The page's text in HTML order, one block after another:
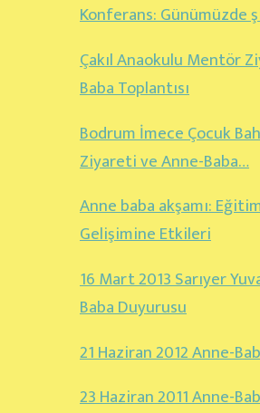
Konferans: Günümüzde
Çakıl Anaokulu Mentör
Baba Toplantısı
Bodrum İmece Çocuk
Ziyareti ve Anne-Baba…
Anne baba akşamı:
Gelişimine Etkileri
16 Mart 2013 Sarıyer
Baba Duyurusu
21 Haziran 2012 Anne-
23 Haziran 2011 Anne-